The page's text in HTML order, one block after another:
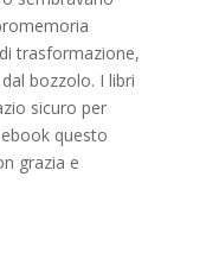
trasformazione,
bozzolo. I libri
sicuro per
questo
grazia e